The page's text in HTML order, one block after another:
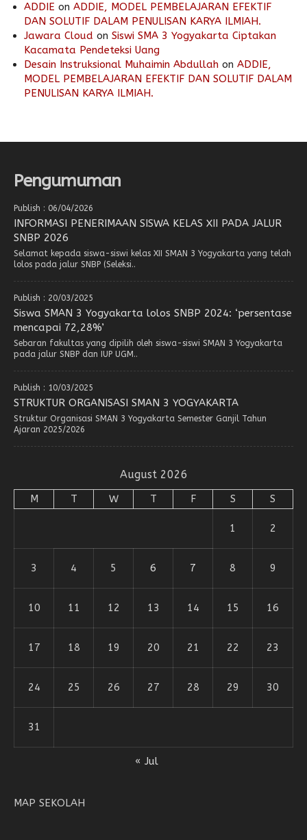
ADDIE on ADDIE, MODEL PEMBELAJARAN EFEKTIF
DAN SOLUTIF DALAM PENULISAN KARYA ILMIAH.
Jawara Cloud on Siswi SMA 3 Yogyakarta Ciptakan
Kacamata Pendeteksi Uang
Desain Instruksional Muhaimin Abdullah on ADDIE,
MODEL PEMBELAJARAN EFEKTIF DAN SOLUTIF DALAM
PENULISAN KARYA ILMIAH.
Pengumuman
Publish : 06/04/2026
INFORMASI PENERIMAAN SISWA KELAS XII PADA JALUR
SNBP 2026
Selamat kepada siswa-siswi kelas XII SMAN 3 Yogyakarta yang telah
lolos pada jalur SNBP (Seleksi..
Publish : 20/03/2025
Siswa SMAN 3 Yogyakarta lolos SNBP 2024: ‘persentase
mencapai 72,28%’
Sebaran fakultas yang dipilih oleh siswa-siswi SMAN 3 Yogyakarta
pada jalur SNBP dan IUP UGM..
Publish : 10/03/2025
STRUKTUR ORGANISASI SMAN 3 YOGYAKARTA
Struktur Organisasi SMAN 3 Yogyakarta Semester Ganjil Tahun
Ajaran 2025/2026
August 2026
M T W T F S S
1 2
3 4 5 6 7 8 9
10 11 12 13 14 15 16
17 18 19 20 21 22 23
24 25 26 27 28 29 30
31
« Jul
MAP SEKOLAH